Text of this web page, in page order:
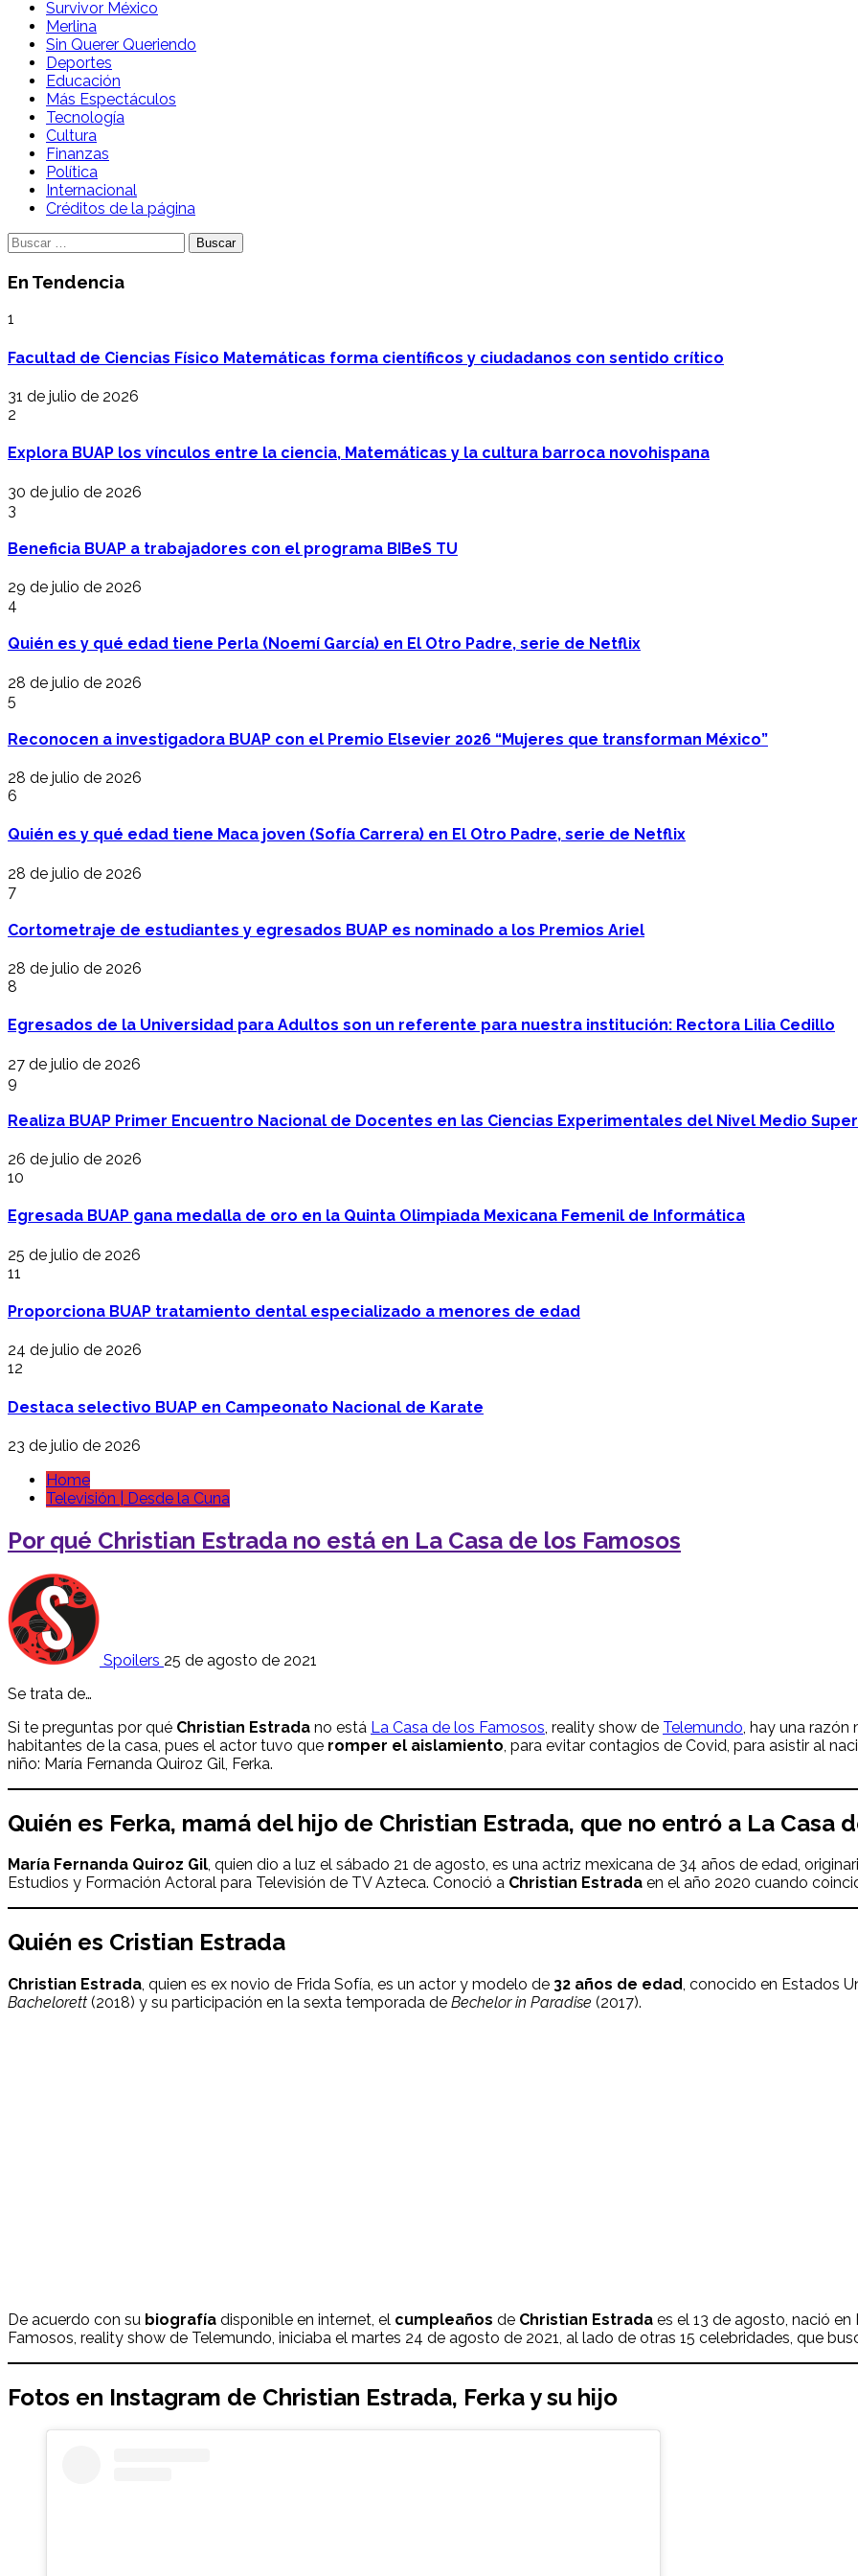
Survivor México
Merlina
Sin Querer Queriendo
Deportes
Educación
Más Espectáculos
Tecnología
Cultura
Finanzas
Política
Internacional
Créditos de la página
Buscar:
En Tendencia
1
Facultad de Ciencias Físico Matemáticas forma científicos y ciudadanos con sentido crítico
31 de julio de 2026
2
Explora BUAP los vínculos entre la ciencia, Matemáticas y la cultura barroca novohispana
30 de julio de 2026
3
Beneficia BUAP a trabajadores con el programa BIBeS TU
29 de julio de 2026
4
Quién es y qué edad tiene Perla (Noemí García) en El Otro Padre, serie de Netflix
28 de julio de 2026
5
Reconocen a investigadora BUAP con el Premio Elsevier 2026 “Mujeres que transforman México”
28 de julio de 2026
6
Quién es y qué edad tiene Maca joven (Sofía Carrera) en El Otro Padre, serie de Netflix
28 de julio de 2026
7
Cortometraje de estudiantes y egresados BUAP es nominado a los Premios Ariel
28 de julio de 2026
8
Egresados de la Universidad para Adultos son un referente para nuestra institución: Rectora Lilia Cedillo
27 de julio de 2026
9
Realiza BUAP Primer Encuentro Nacional de Docentes en las Ciencias Experimentales del Nivel Medio
26 de julio de 2026
10
Egresada BUAP gana medalla de oro en la Quinta Olimpiada Mexicana Femenil de Informática
25 de julio de 2026
11
Proporciona BUAP tratamiento dental especializado a menores de edad
24 de julio de 2026
12
Destaca selectivo BUAP en Campeonato Nacional de Karate
23 de julio de 2026
Home
Televisión | Desde la Cuna
Por qué Christian Estrada no está en La Casa de los Famosos
Spoilers 25 de agosto de 2021
Se trata de…
Si te preguntas por qué Christian Estrada no está La Casa de los Famosos , reality show de Telemundo , hay una
habitantes de la casa, pues el actor tuvo que romper el aislamiento , para evitar contagios de Covid, para asistir al
niño: María Fernanda Quiroz Gil, Ferka.
Quién es Ferka, mamá del hijo de Christian Estrada, que no entró a La Casa
María Fernanda Quiroz Gil, quien dio a luz el sábado 21 de agosto, es una actriz mexicana de 34 años de edad,
Estudios y Formación Actoral para Televisión de TV Azteca. Conoció a Christian Estrada en el año 2020 cuando
Quién es Cristian Estrada
Christian Estrada, quien es ex novio de Frida Sofía, es un actor y modelo de 32 años de edad, conocido en Estados
Bachelorett (2018) y su participación en la sexta temporada de Bechelor in Paradise (2017).
De acuerdo con su biografía disponible en internet, el cumpleaños de Christian Estrada es el 13 de agosto, nació en
Famosos, reality show de Telemundo, iniciaba el martes 24 de agosto de 2021, al lado de otras 15 celebridades, que
Fotos en Instagram de Christian Estrada, Ferka y su hijo